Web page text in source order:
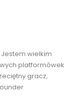
wielkim
platformówek
gracz,